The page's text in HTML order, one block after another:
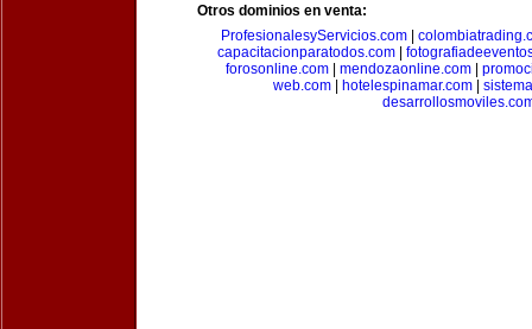
Otros dominios en venta:
ProfesionalesyServicios.com
capacitacionparatodos.com
forosonline.com| mendozaonline.com|
web.com
hotelespinamar.com